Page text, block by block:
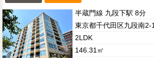
半蔵門線 九段下駅 8分
東京都千代田区九段南2-
2LDK
146.31㎡